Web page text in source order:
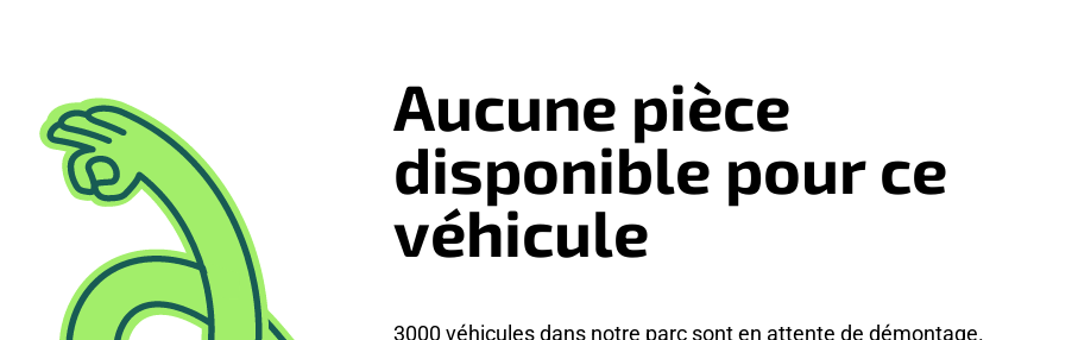
Aucune pièce
disponible pour ce
véhicule
3000 véhicules dans notre parc sont en attente de démontage.